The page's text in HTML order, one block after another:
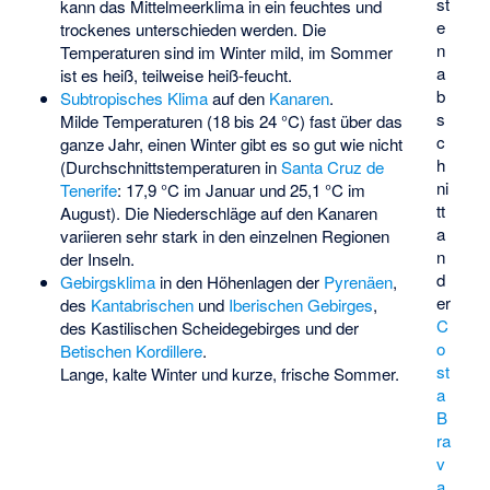
e
n
a
b
s
c
h
ni
tt
a
n
d
er
C
o
st
a
B
ra
v
kann das Mittelmeerklima in ein feuchtes und
trockenes unterschieden werden. Die
Temperaturen sind im Winter mild, im Sommer
ist es heiß, teilweise heiß-feucht.
Subtropisches Klimaauf den Kanaren.
Milde Temperaturen (18 bis 24 °C) fast über das
ganze Jahr, einen Winter gibt es so gut wie nicht
(Durchschnittstemperaturen inSanta Cruz de
Tenerife: 17,9 °C im Januar und 25,1 °C im
August). Die Niederschläge auf den Kanaren
variieren sehr stark in den einzelnen Regionen
der Inseln.
Gebirgsklimain den Höhenlagen der Pyrenäen,
des Kantabrischenund Iberischen Gebirges,
des Kastilischen Scheidegebirges und der
Betischen Kordillere.
Lange, kalte Winter und kurze, frische Sommer.